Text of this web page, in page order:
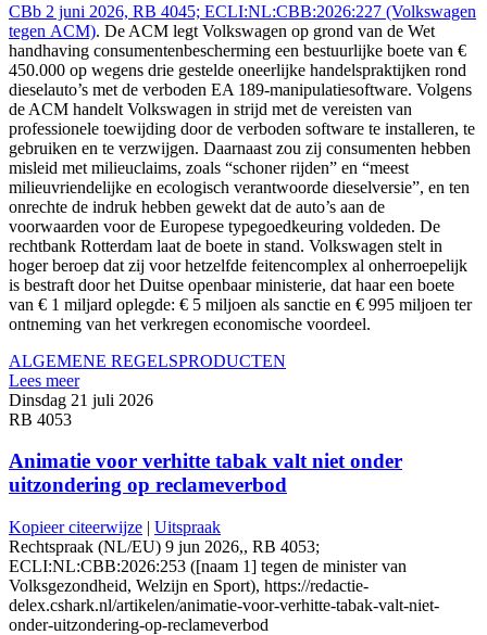
CBb 2 juni 2026, RB 4045; ECLI:NL:CBB:2026:227 (Volkswagen
tegen ACM). De ACM legt Volkswagen op grond van de Wet
handhaving consumentenbescherming een bestuurlijke boete van €
450.000 op wegens drie gestelde oneerlijke handelspraktijken rond
dieselauto’s met de verboden EA 189-manipulatiesoftware. Volgens
de ACM handelt Volkswagen in strijd met de vereisten van
professionele toewijding door de verboden software te installeren, te
gebruiken en te verzwijgen. Daarnaast zou zij consumenten hebben
misleid met milieuclaims, zoals “schoner rijden” en “meest
milieuvriendelijke en ecologisch verantwoorde dieselversie”, en ten
onrechte de indruk hebben gewekt dat de auto’s aan de
voorwaarden voor de Europese typegoedkeuring voldeden. De
rechtbank Rotterdam laat de boete in stand. Volkswagen stelt in
hoger beroep dat zij voor hetzelfde feitencomplex al onherroepelijk
is bestraft door het Duitse openbaar ministerie, dat haar een boete
van € 1 miljard oplegde: € 5 miljoen als sanctie en € 995 miljoen ter
ontneming van het verkregen economische voordeel.
ALGEMENE REGELSPRODUCTEN
Lees meer
Dinsdag 21 juli 2026
RB 4053
Animatie voor verhitte tabak valt niet onder
uitzondering op reclameverbod
Kopieer citeerwijze | Uitspraak
Rechtspraak (NL/EU) 9 jun 2026,, RB 4053;
ECLI:NL:CBB:2026:253 ([naam 1] tegen de minister van
Volksgezondheid, Welzijn en Sport), https://redactie-
delex.cshark.nl/artikelen/animatie-voor-verhitte-tabak-valt-niet-
onder-uitzondering-op-reclameverbod